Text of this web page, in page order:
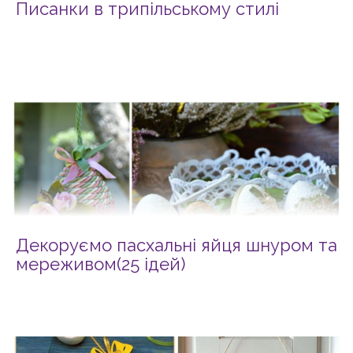
Писанки в трипільському стилі
Декоруємо пасхальні яйця шнуром та
мереживом(25 ідей)